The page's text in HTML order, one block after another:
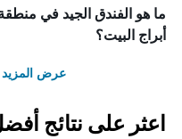
ما هو الفندق الجيد في
أبراج البيت؟
عرض المزيد
اعثر على نتائج